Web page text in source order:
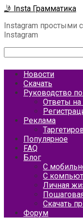
Перейти
контенту
🤳 Insta Грамматика
Instagram простыми
Instagram
Новости
Скачать
Руководство
Ответы
Реклама
Популярное
FAQ
Блог
С
С
Личная
Скачать
Форум